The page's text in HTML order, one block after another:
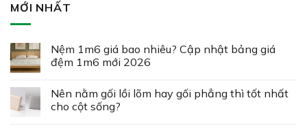
MỚI NHẤT
Nệm 1m6 giá bao nhiêu? Cập nhật bảng giá
đệm 1m6 mới 2026
Nên nằm gối lồi lõm hay gối phẳng thì tốt nhất
cho cột sống?